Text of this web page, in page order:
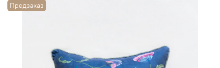
Предзаказ